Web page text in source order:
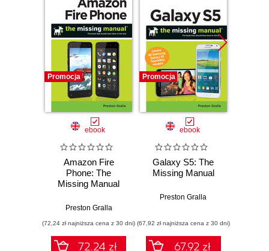
Promocja
ebook
Amazon Fire
Phone: The
Missing Manual
Preston Gralla
(72,24 zł najniższa cena z 30 dni)
72.24 zł
Promocja
ebook
Galaxy S5: The
Missing Manual
Preston Gralla
(67,92 zł najniższa cena z 30 dni)
67.92 zł